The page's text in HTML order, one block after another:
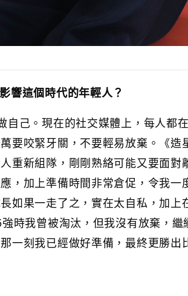
響這個時代的年輕人？
自己。現在的社交媒體上，每人都
要咬緊牙關，不要輕易放棄。《造
重新組隊，剛剛熟絡可能又要面對
，加上準備時間非常倉促，令我一
如果一走了之，實在太自私，加上
時我曾被淘汰，但我沒有放棄，繼
一刻我已經做好準備，最終更勝出